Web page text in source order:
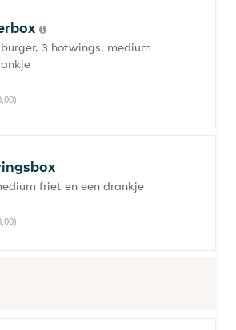
3 hotwings, medium
friet en een drankje